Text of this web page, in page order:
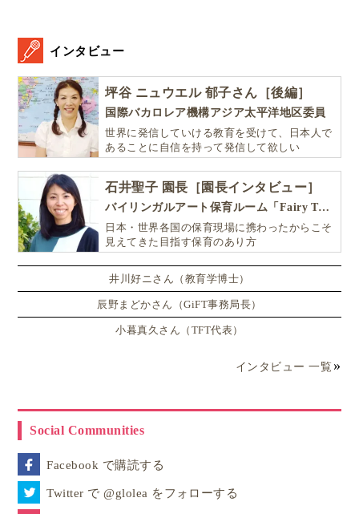
インタビュー
坪谷 ニュウエル 郁子さん［後編］
国際バカロレア機構アジア太平洋地区委員
世界に発信していける教育を受けて、日本人で
あることに自信を持って発信して欲しい
石井聖子 園長［園長インタビュー］
バイリンガルアート保育ルーム「Fairy Tale（フェアリーテイル）」
日本・世界各国の保育現場に携わったからこそ
見えてきた目指す保育のあり方
井川好ニさん（教育学博士）
辰野まどかさん（GiFT事務局長）
小暮真久さん（TFT代表）
インタビュー 一覧
Social Communities
Facebook で購読する
Twitter で @glolea をフォローする